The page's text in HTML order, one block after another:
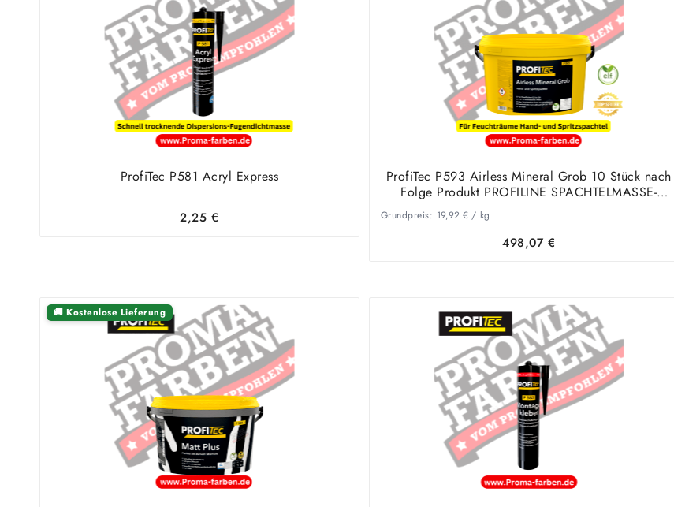
ProfiTec P581 Acryl Express
2,25 €
ProfiTec P593 Airless Mineral Grob 10 Stück nach
Folge Produkt PROFILINE SPACHTELMASSE-
AIRLESS VI 25 KG
Grundpreis: 19,92 €/ kg
498,07 €
🚚 Kostenlose Lieferung